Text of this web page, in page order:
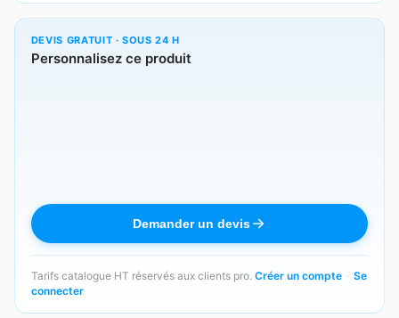
DEVIS GRATUIT · SOUS 24 H
Personnalisez ce produit
Demander un devis
Tarifs catalogue HT réservés aux clients pro. Créer un compte · Se
connecter